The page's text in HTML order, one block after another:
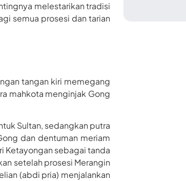
melestarikan tradisi
semua prosesi dan tarian
tangan kiri memegang
mahkota menginjak Gong
Sultan, sedangkan putra
dan dentuman meriam
Ketayongan sebagai tanda
setelah prosesi Merangin
(abdi pria) menjalankan